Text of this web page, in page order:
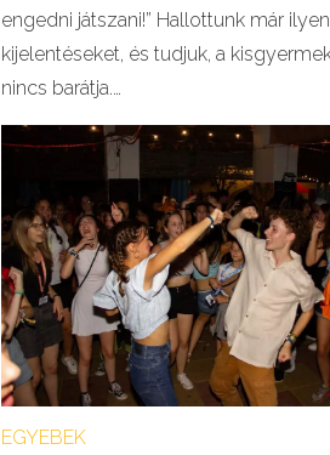
engedni játszani!” Hallottunk már ilyen
kijelentéseket, és tudjuk, a
nincs barátja.…
EGYEBEK